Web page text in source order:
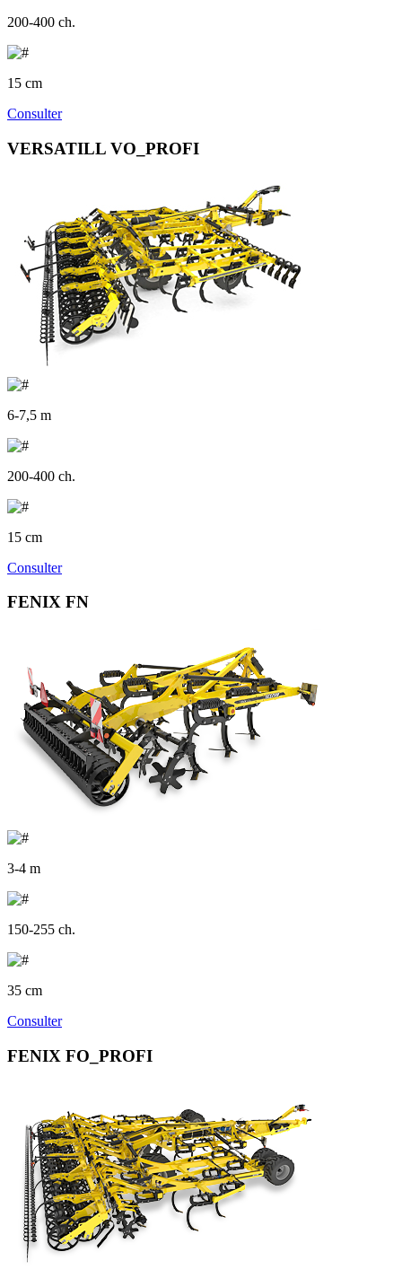
200-400 ch.
15 cm
Consulter
VERSATILL VO_PROFI
6-7,5 m
200-400 ch.
15 cm
Consulter
FENIX FN
3-4 m
150-255 ch.
35 cm
Consulter
FENIX FO_PROFI